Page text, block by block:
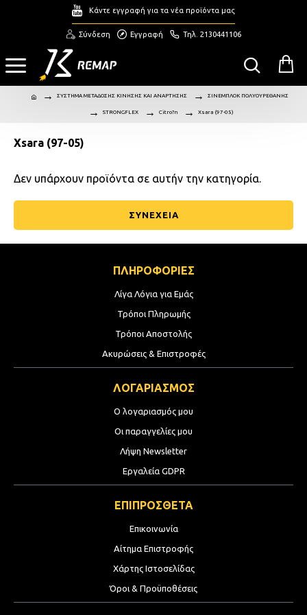
Κάντε εγγραφή για τα νέα προϊόντα μας
Σύνδεση Εγγραφή Τηλ. 2130441106
ΣΥΣΤΗΜΑ ΜΕΤΑΔΟΣΗΣ ΚΙΝΗΣΗΣ ΚΑΙ ΑΝΑΡΤΗΣΗΣ ΣΙΝΕΜΠΛΟΚ ΠΟΛΥΟΥΡΕΘΑΝΗΣ
STRONGFLEX Citro?n Xsara (97-05)
Xsara (97-05)
Δεν υπάρχουν προϊόντα σε αυτήν την κατηγορία.
ΣΥΝΕΧΕΙΑ
ΠΛΗΡΟΦΟΡΙΕΣ
Λίγα Λόγια για Εμάς
Τρόποι Πληρωμής
Τρόποι Αποστολής
Ακυρώσεις & Επιστροφές
ΛΟΓΑΡΙΑΣΜΟΣ
Ο λογαριασμός μου
Οι παραγγελίες μου
Λήψη Newsletter
Εργαλεία GDPR
ΕΠΙΠΡΟΣΘΕΤΑ
Επικοινωνία
Αίτημα Επιστροφής
Χάρτης Ιστοσελίδας
Όροι & Προϋποθέσεις